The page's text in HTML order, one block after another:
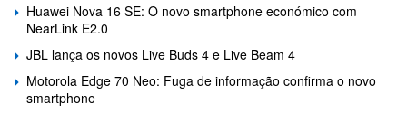
Huawei Nova 16 SE: O novo smartphone económico com
NearLink E2.0
JBL lança os novos Live Buds 4 e Live Beam 4
Motorola Edge 70 Neo: Fuga de informação confirma o novo
smartphone